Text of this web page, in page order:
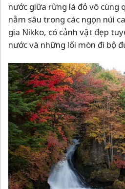
nước giữa rừng lá đỏ vô cùng
nằm sâu trong các ngọn núi
gia Nikko, có cảnh vật đẹp
nước và những lối mòn đi bộ